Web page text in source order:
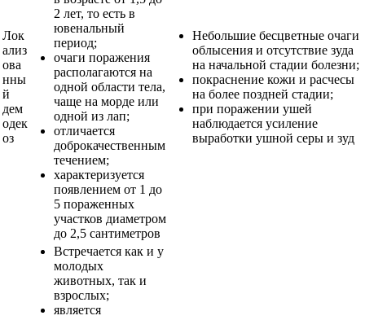
Лок
ализ
ова
нны
й
дем
одек
оз
2 лет, то есть в
ювенальный
период;
очаги поражения
располагаются на
одной области тела,
чаще на морде или
одной из лап;
отличается
доброкачественным
течением;
характеризуется
появлением от 1 до
5 пораженных
участков диаметром
до 2,5 сантиметров
Небольшие бесцветные очаги
облысения и отсутствие зуда
на начальной стадии болезни;
покраснение кожи и расчесы
на более поздней стадии;
при поражении ушей
наблюдается усиление
выработки ушной серы и зуд
Встречается как и у
молодых
животных, так и
взрослых;
является